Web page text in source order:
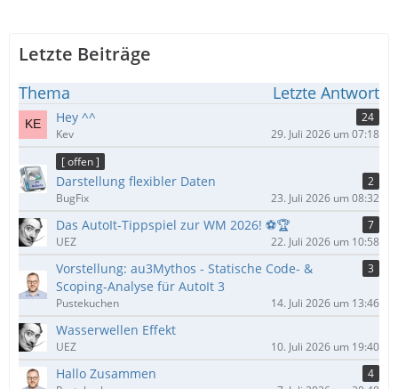
Letzte Beiträge
Thema Letzte Antwort
Hey ^^
24
Kev
29. Juli 2026 um 07:18
[ offen ]
Darstellung flexibler Daten
2
BugFix
23. Juli 2026 um 08:32
Das AutoIt-Tippspiel zur WM 2026! ⚽🏆
7
UEZ
22. Juli 2026 um 10:58
Vorstellung: au3Mythos - Statische Code- &
Scoping-Analyse für AutoIt 3
3
Pustekuchen 14. Juli 2026 um 13:46
Wasserwellen Effekt
UEZ 10. Juli 2026 um 19:40
Hallo Zusammen
4